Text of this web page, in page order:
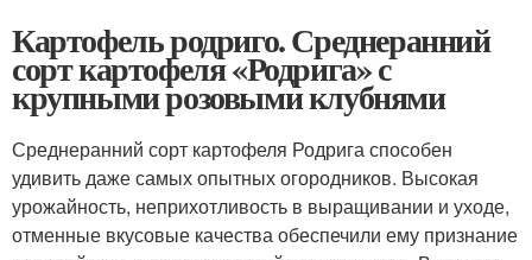
Картофель родриго. Среднеранний
сорт картофеля «Родрига» с
крупными розовыми клубнями
Среднеранний сорт картофеля Родрига способен
удивить даже самых опытных огородников. Высокая
урожайность, неприхотливость в выращивании и уходе,
отменные вкусовые качества обеспечили ему признание